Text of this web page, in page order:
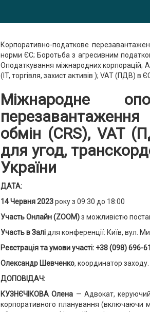
Корпоративно-податкове
норми ЄС; Боротьба з агресивним
Оподаткування міжнародних корпорацій;
(IT, торгівля, захист активів ); VAT (ПДВ)
Міжнародне
обмін (CRS), VAT
для угод,
України
ДАТА:
14 Червня 2023року з 09:30 до 18:00
Участь Онлайн (ZOOM)з можливістю
Участь в Залі для конференції: Київ, вул.
Реєстрація та умови участі: +38 (098) 696-
Олександр Шевченко, координатор заходу.
ДОПОВІДАЧ:
КУЗНЄЧІКОВА Олена — Адвокат,
корпоративного планування (включаючи